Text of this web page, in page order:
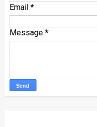
Email *
Message *